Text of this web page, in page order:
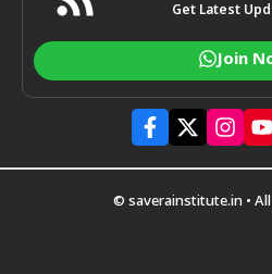
Get Latest
Join
© saverainstitute.in •